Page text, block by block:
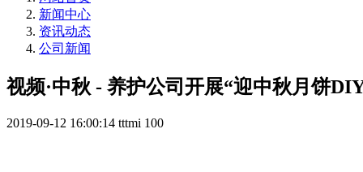
新闻中心
资讯动态
公司新闻
视频·中秋 - 养护公司开展“迎中秋月饼
2019-09-12 16:00:14 tttmi 100